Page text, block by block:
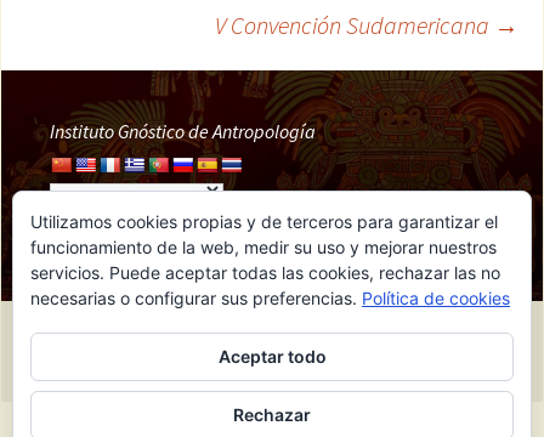
Navegación
de
entradas
V Convención Sudamericana →
Instituto Gnóstico de Antropología
Funciona gracias a IGA
Utilizamos cookies propias y de terceros para garantizar el
funcionamiento de la web, medir su uso y mejorar nuestros
servicios. Puede aceptar todas las cookies, rechazar las no
necesarias o configurar sus preferencias. Política de cookies
Aceptar todo
Rechazar